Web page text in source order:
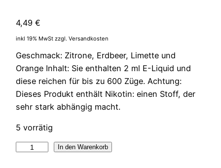
4,49 €
inkl 19% MwSt zzgl. Versandkosten
Geschmack: Zitrone, Erdbeer, Limette und
Orange Inhalt: Sie enthalten 2 ml E-Liquid und
diese reichen für bis zu 600 Züge. Achtung:
Dieses Produkt enthält Nikotin: einen Stoff, der
sehr stark abhängig macht.
5 vorrätig
In den Warenkorb